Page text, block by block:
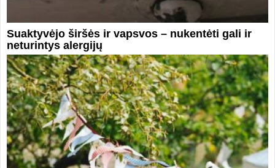
Suaktyvėjo širšės ir vapsvos – nukentėti gali ir
neturintys alergijų